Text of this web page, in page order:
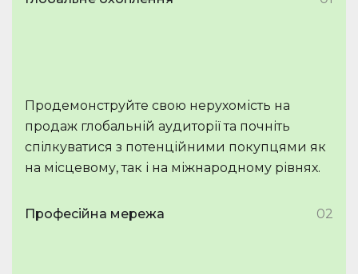
Продемонструйте свою нерухомість на
продаж глобальній аудиторії та почніть
спілкуватися з потенційними покупцями як
на місцевому, так і на міжнародному рівнях.
Професійна мережа 02